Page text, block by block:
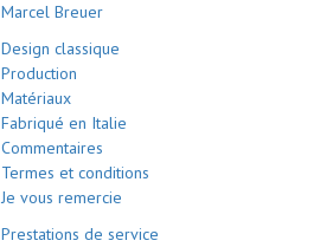
Marcel Breuer
Design classique
Production
Matériaux
Fabriqué en Italie
Commentaires
Termes et conditions
Je vous remercie
Prestations de service